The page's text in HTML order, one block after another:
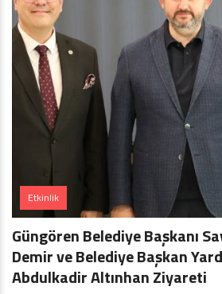
Etkinlik
Güngören Belediye Başkanı
Demir ve Belediye Başkan
Abdulkadir Altınhan Ziyareti